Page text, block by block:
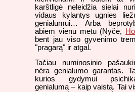
karštligė neleidžia sielai
vidaus kylantys ugnies
genialumui… Arba
abiem vienu metu (Nyčė,
bent jau viso gyvenimo
"pragarą" ir atgal.
Tačiau numinosinio
nėra genialumo garantas.
kurios gydymui
genialumą – kaip vaistą. Tai